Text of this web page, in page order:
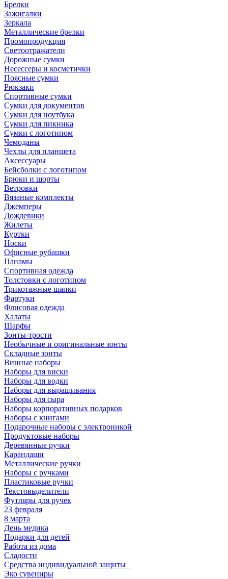
Брелки
Зажигалки
Зеркала
Металлические брелки
Промопродукция
Светоотражатели
Дорожные сумки
Несессеры и косметички
Поясные сумки
Рюкзаки
Спортивные сумки
Сумки для документов
Сумки для ноутбука
Сумки для пикника
Сумки с логотипом
Чемоданы
Чехлы для планшета
Аксессуары
Бейсболки с логотипом
Брюки и шорты
Ветровки
Вязаные комплекты
Джемперы
Дождевики
Жилеты
Куртки
Носки
Офисные рубашки
Панамы
Спортивная одежда
Толстовки с логотипом
Трикотажные шапки
Фартуки
Флисовая одежда
Халаты
Шарфы
Зонты-трости
Необычные и оригинальные зонты
Складные зонты
Винные наборы
Наборы для виски
Наборы для водки
Наборы для выращивания
Наборы для сыра
Наборы корпоративных подарков
Наборы с книгами
Подарочные наборы с электроникой
Продуктовые наборы
Деревянные ручки
Карандаши
Металлические ручки
Наборы с ручками
Пластиковые ручки
Текстовыделители
Футляры для ручек
23 февраля
8 марта
День медика
Подарки для детей
Работа из дома
Сладости
Средства индивидуальной защиты_
Эко сувениры